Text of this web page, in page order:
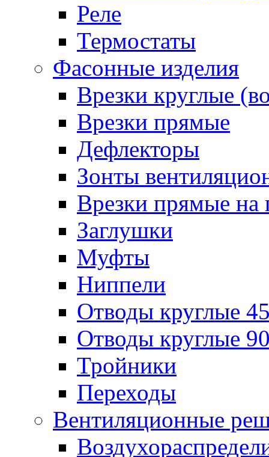
Реле
Термостаты
Фасонные изделия
Врезки круглые
Врезки прямые
Дефлекторы
Зонты
Врезки прямые на
Заглушки
Муфты
Ниппели
Отводы круглые
Отводы круглые
Тройники
Переходы
Вентиляционные